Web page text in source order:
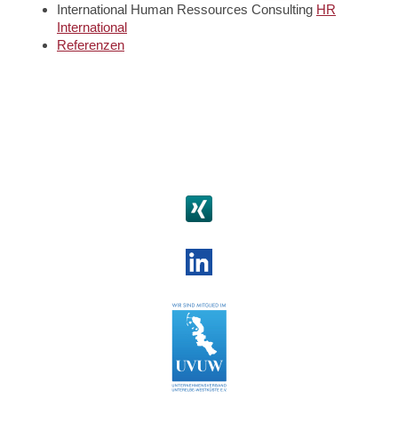
International Human Ressources Consulting HR
International
Referenzen